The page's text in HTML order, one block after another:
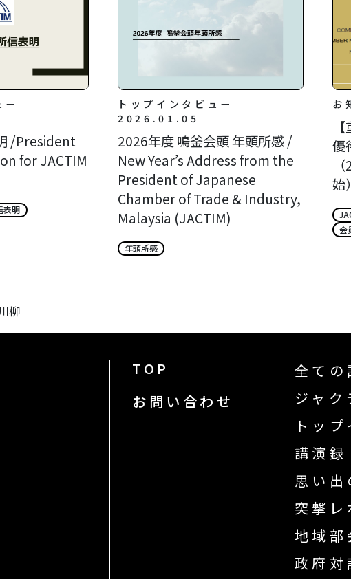
ー
/President
for JACTIM
表明
トップインタビュー
2026.01.05
2026年度 鳴釜会頭 年頭所感 /
New Year’s Address from the
President of Japanese
Chamber of Trade & Industry,
Malaysia (JACTIM)
年頭所感
お
優
始）
会
柳
TOP
お問い合わせ
全ての
ジャク
トッ
講演録
思い出
突撃レ
地域部
政府対